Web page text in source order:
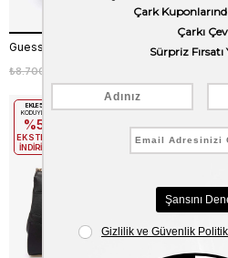
Guess Brera Kadın Siyah El Çantası HWQG8424060
₺8.700,00
EKLE5
KODUYLA
%5
EKSTRA
İNDİRİM